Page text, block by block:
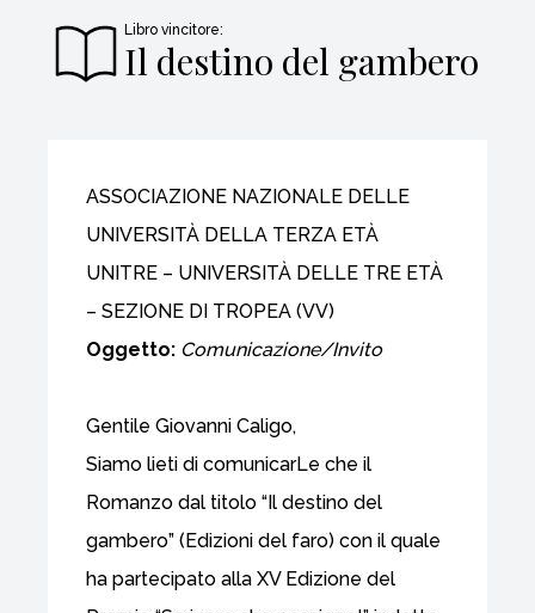
Libro vincitore:
Il destino del gambero
ASSOCIAZIONE NAZIONALE DELLE
UNIVERSITÀ DELLA TERZA ETÀ
UNITRE – UNIVERSITÀ DELLE TRE ETÀ
– SEZIONE DI TROPEA (VV)
Oggetto: Comunicazione/Invito
Gentile Giovanni Caligo,
Siamo lieti di comunicarLe che il
Romanzo dal titolo “Il destino del
gambero” (Edizioni del faro) con il quale
ha partecipato alla XV Edizione del